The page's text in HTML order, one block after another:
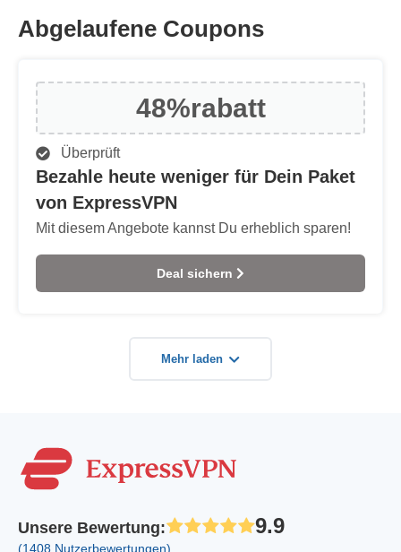
Abgelaufene Coupons
48%rabatt
Überprüft
Bezahle heute weniger für Dein Paket
von ExpressVPN
Mit diesem Angebote kannst Du erheblich sparen!
Deal sichern
Mehr laden
Unsere Bewertung: 9.9
(1408 Nutzerbewertungen)